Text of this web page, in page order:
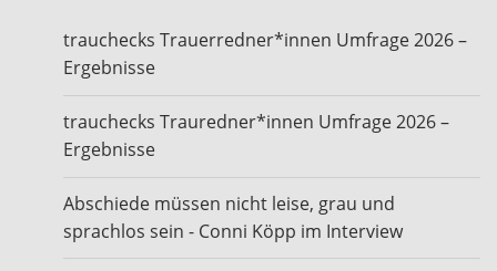
trauchecks Trauerredner*innen Umfrage 2026 –
Ergebnisse
trauchecks Trauredner*innen Umfrage 2026 –
Ergebnisse
Abschiede müssen nicht leise, grau und
sprachlos sein - Conni Köpp im Interview